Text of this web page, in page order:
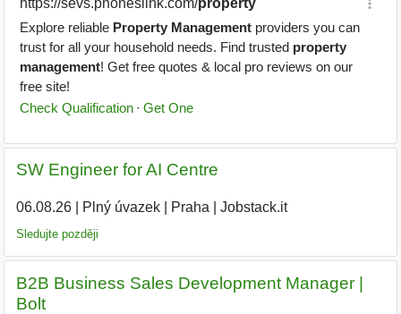
SW Engineer for AI Centre
06.08.26| Plný úvazek| Praha Jobstack.it
Sledujte později
B2B Business Sales Development Manager |
Bolt